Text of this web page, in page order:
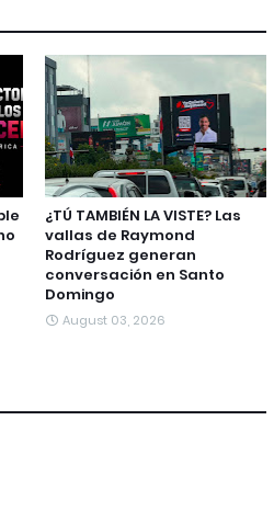
¿TÚ TAMBIÉN LA VISTE? Las
vallas de Raymond
Rodríguez generan
conversación en Santo
Domingo
August 03, 2026